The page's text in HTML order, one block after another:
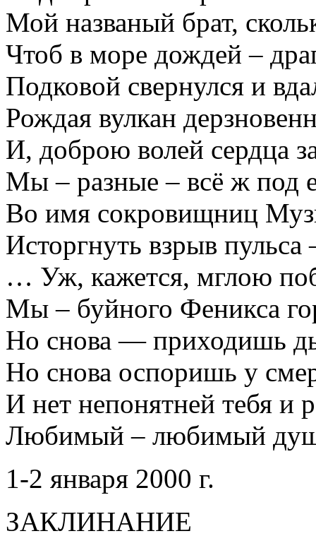
Мой названый брат,
Чтоб в море дождей –
Подковой свернулся и
Рождая вулкан
И, доброю волей сердца
Мы – разные – всё ж под
Во имя сокровищниц
Исторгнуть взрыв
… Уж, кажется, мглою
Мы – буйного Феникса
Но снова — приходишь
Но снова оспоришь у
И нет непонятней тебя и
Любимый – любимый
1-2 января 2000 г.
ЗАКЛИНАНИЕ